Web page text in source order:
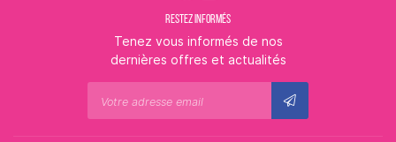
RESTEZ INFORMÉS
Tenez vous informés de nos
dernières offres et actualités